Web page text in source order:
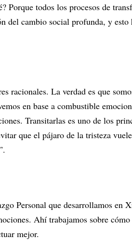
Porque todos los procesos de
del cambio social profunda, y esto
racionales. La verdad es que
en base a combustible
Transitarlas es uno de los
que el pájaro de la tristeza
Personal que desarrollamos en
Ahí trabajamos sobre
mejor.